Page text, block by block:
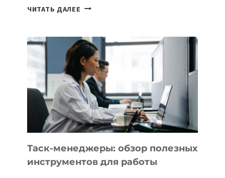
ЧИТАТЬ ДАЛЕЕ ИИ-
БИЗНЕСА:
КАКИЕ
3
ЗАДАЧИ
ЕМУ
МОЖНО
ПОРУЧИТЬ
УЖЕ
СЕГОДНЯ
Таск-менеджеры: обзор полезных
инструментов для работы